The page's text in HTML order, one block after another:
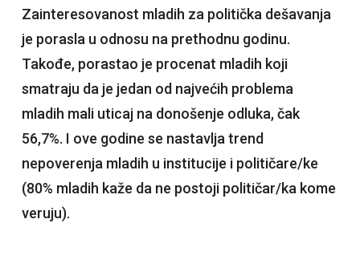
Zainteresovanost mladih za politička dešavanja
je porasla u odnosu na prethodnu godinu.
Takođe, porastao je procenat mladih koji
smatraju da je jedan od najvećih problema
mladih mali uticaj na donošenje odluka, čak
56,7%. I ove godine se nastavlja trend
nepoverenja mladih u institucije i političare/ke
(80% mladih kaže da ne postoji političar/ka kome
veruju).